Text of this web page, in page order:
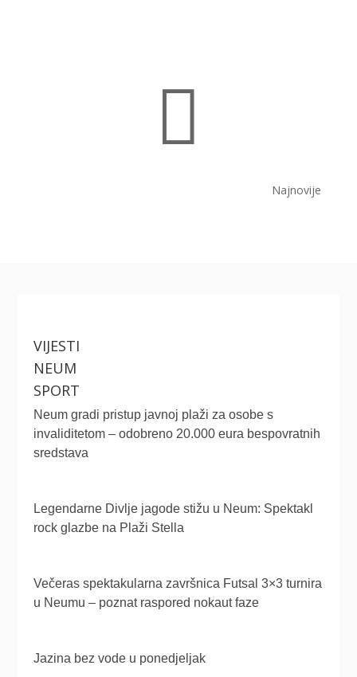

Najnovije
VIJESTI
NEUM
SPORT
Neum gradi pristup javnoj plaži za osobe s
invaliditetom – odobreno 20.000 eura bespovratnih
sredstava
Legendarne Divlje jagode stižu u Neum: Spektakl
rock glazbe na Plaži Stella
Večeras spektakularna završnica Futsal 3×3 turnira
u Neumu – poznat raspored nokaut faze
Jazina bez vode u ponedjeljak